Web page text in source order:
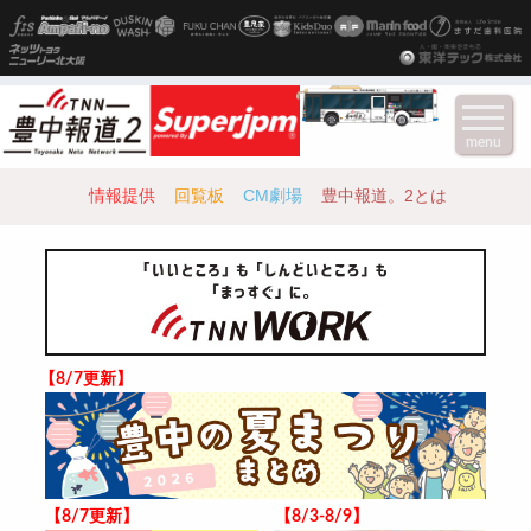
情報提供 回覧板 CM劇場 豊中報道。2とは
【8/7更新】
【8/7更新】 【8/3-8/9】
menu